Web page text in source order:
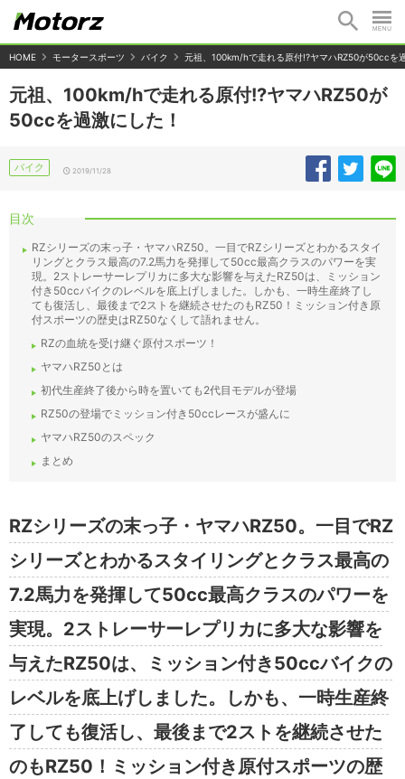
HOME モータースポーツ バイク 元祖、100km/hで走れる原付!?ヤマハRZ50が50ccを
元祖、100km/hで走れる原付!?ヤマハRZ50が
50ccを過激にした！
バイク 2019/11/28
目次
RZシリーズの末っ子・ヤマハRZ50。一目でRZシリーズとわかるスタイ
リングとクラス最高の7.2馬力を発揮して50cc最高クラスのパワーを実
現。2ストレーサーレプリカに多大な影響を与えたRZ50は、ミッション
付き50ccバイクのレベルを底上げしました。しかも、一時生産終了し
ても復活し、最後まで2ストを継続させたのもRZ50！ミッション付き原
付スポーツの歴史はRZ50なくして語れません。
RZの血統を受け継ぐ原付スポーツ！
ヤマハRZ50とは
初代生産終了後から時を置いても2代目モデルが登場
RZ50の登場でミッション付き50ccレースが盛んに
ヤマハRZ50のスペック
まとめ
RZシリーズの末っ子・ヤマハRZ50。一目でRZ
シリーズとわかるスタイリングとクラス最高の
7.2馬力を発揮して50cc最高クラスのパワーを
実現。2ストレーサーレプリカに多大な影響を
与えたRZ50は、ミッション付き50ccバイクの
レベルを底上げしました。しかも、一時生産終
了しても復活し、最後まで2ストを継続させた
のもRZ50！ミッション付き原付スポーツの歴